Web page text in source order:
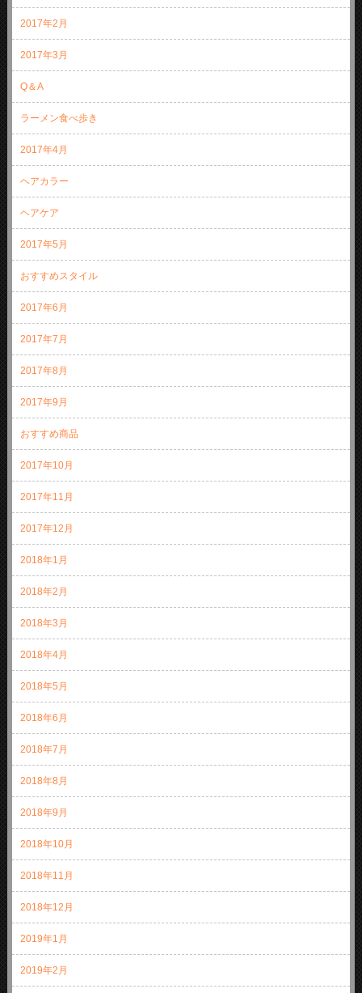
2017年2月
2017年3月
Q＆A
ラーメン食べ歩き
2017年4月
ヘアカラー
ヘアケア
2017年5月
おすすめスタイル
2017年6月
2017年7月
2017年8月
2017年9月
おすすめ商品
2017年10月
2017年11月
2017年12月
2018年1月
2018年2月
2018年3月
2018年4月
2018年5月
2018年6月
2018年7月
2018年8月
2018年9月
2018年10月
2018年11月
2018年12月
2019年1月
2019年2月